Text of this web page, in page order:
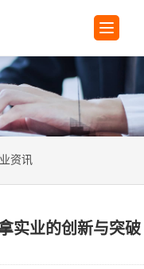
资讯
实业的创新与突破